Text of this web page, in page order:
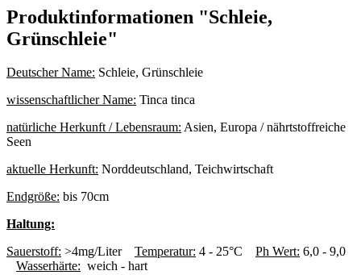
Produktinformationen "Schleie,
Grünschleie"
Deutscher Name: Schleie, Grünschleie
wissenschaftlicher Name: Tinca tinca
natürliche Herkunft / Lebensraum: Asien, Europa / nährtstoffreiche
Seen
aktuelle Herkunft: Norddeutschland, Teichwirtschaft
Endgröße: bis 70cm
Haltung:
Sauerstoff: >4mg/Liter Temperatur: 4 - 25°C Ph Wert: 6,0 - 9,0
Wasserhärte: weich - hart